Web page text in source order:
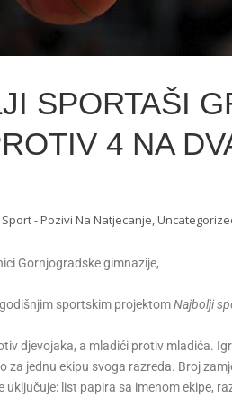
SPORTAŠI
4 NA
Sport - Pozivi Na Natjecanje,
Gornjogradske gimnazije,
sportskim projektomNajbolji
djevojaka, a mladići protiv mladića.
za jednu ekipu svoga razreda. Broj
uključuje: list papira sa imenom ekipe,